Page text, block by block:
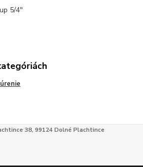
5/4"
38, 99124 Dolné Plachtince